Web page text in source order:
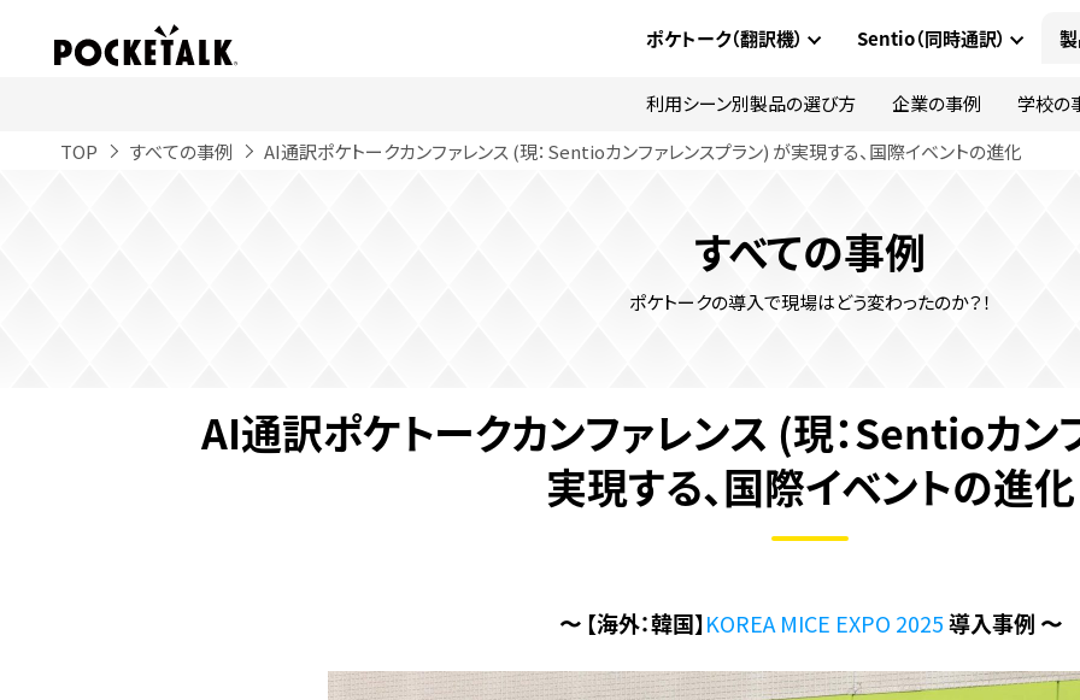
ポケトーク（翻訳機） Sentio（同時通訳）
利用シーン別製品の選び方 企業の事例
学校の
TOP
すべての事例 AI通訳ポケトークカンファレンス (現：Sentioカンファレンスプラン) が実現する、国際イベントの進化
すべての事例
ポケトークの導入で現場はどう変わったのか？！
AI通訳ポケトークカンファレンス (現：Sentioカン
実現する、国際イベントの進化
〜 【海外：韓国】KOREA MICE EXPO 2025導入事例 〜